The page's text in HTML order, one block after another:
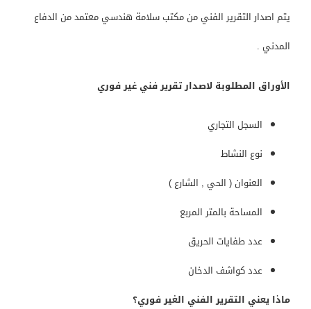
يتم اصدار التقرير الفني من مكتب سلامة هندسي معتمد من الدفاع
المدني .
الأوراق المطلوبة لاصدار تقرير فني غير فوري
السجل التجاري
نوع النشاط
العنوان ( الحي , الشارع )
المساحة بالمتر المربع
عدد طفايات الحريق
عدد كواشف الدخان
ماذا يعني التقرير الفني الغير فوري؟